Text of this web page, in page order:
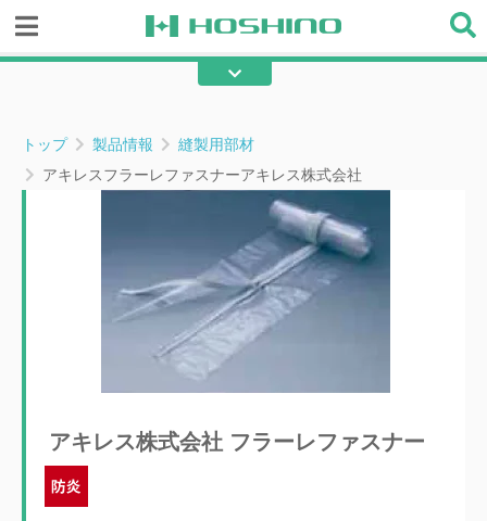
テープ・ロープ部材 メンテ・補修部材
その他
トップ 製品情報
縫製用部材
アキレスフラーレファスナーアキレス株式会社
アキレス株式会社 フラーレファスナー